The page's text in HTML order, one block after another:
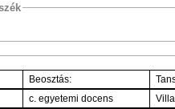
Beosztás:
c. egyetemi docens